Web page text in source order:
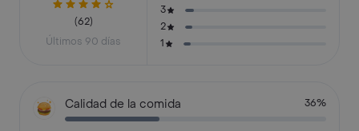
(62)
Últimos 90 días
3
2
1
Calidad de la comida 36%